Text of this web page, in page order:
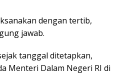
dengan tertib,
jawab.
tanggal ditetapkan,
Menteri Dalam Negeri RI di